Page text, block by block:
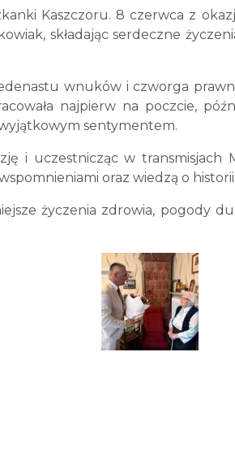
Kaszczoru. 8 czerwca z
składając serdeczne
wnuków i czworga
najpierw na poczcie,
sentymentem.
i uczestnicząc w transmisjach
oraz wiedzą o historii.
życzenia zdrowia, pogody